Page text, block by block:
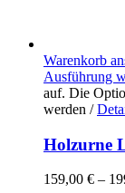
Warenkorb
Ausführung
auf. Die
werden /
Holzurne
159,00 € –